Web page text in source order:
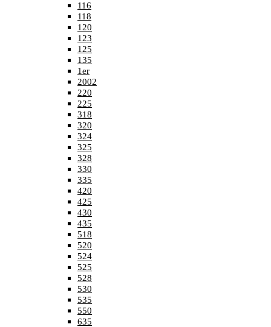
116
118
120
123
125
135
1er
2002
220
225
318
320
324
325
328
330
335
420
425
430
435
518
520
524
525
528
530
535
550
635